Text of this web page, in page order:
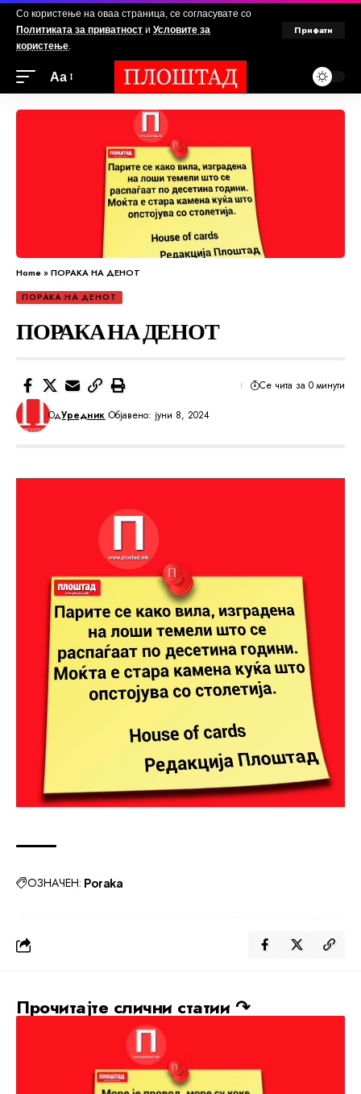
Со користење на оваа страница, се согласувате со
Политиката за приватност и Условите за
користење.
Прифати
Аа
Home»ПОРАКА НА ДЕНОТ
ПОРАКА НА ДЕНОТ
ПОРАКА НА ДЕНОТ
ОдУредник Објавено: јуни 8, 2024
Се чита за 0 минути
ОЗНАЧЕН: Poraka
Прочитајте слични статии ↷